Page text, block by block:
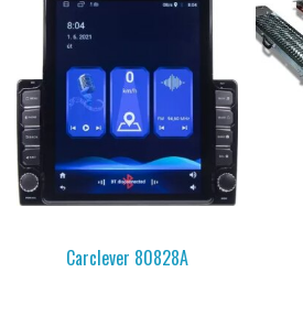
Carclever 80828A